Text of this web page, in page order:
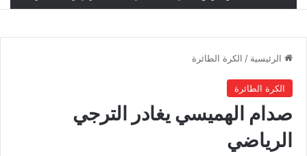
قرعة دوري أبطال إفريقيا: النادي الإفريقي في حال التأهل يواجه مازمبي أو ميدياما
الرئيسية / الكرة الطائرة
الكرة الطائرة
صدام الهميسي يغادر الترجي
الرياضي